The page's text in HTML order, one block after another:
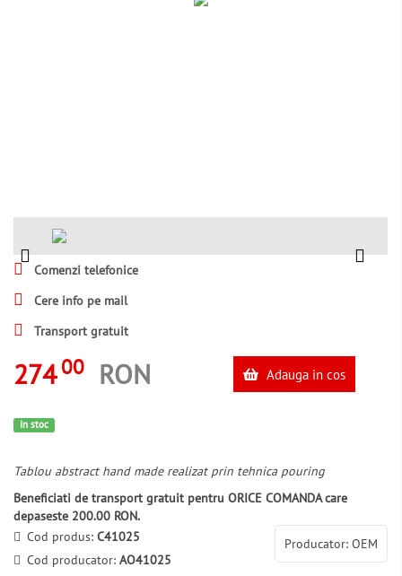
Comenzi telefonice
Cere info pe mail
Transport gratuit
274 00 RON Adauga in cos
In stoc
Tablou abstract hand made realizat prin tehnica pouring
Beneficiati de transport gratuit pentru ORICE COMANDA care
depaseste 200.00 RON.
Producator: OEM
Cod produs: C41025
Cod producator: AO41025